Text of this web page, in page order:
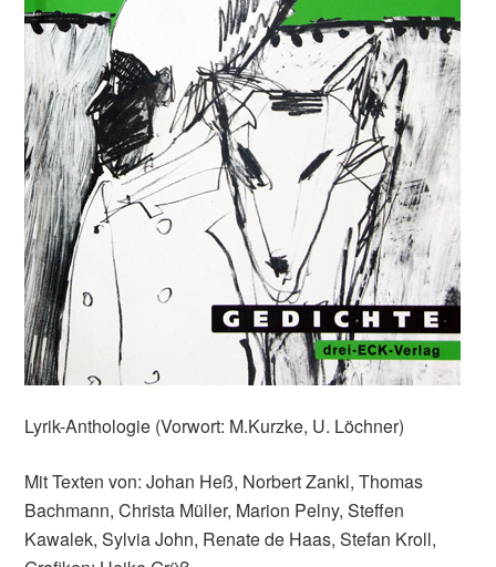
Lyrik-Anthologie (Vorwort: M.Kurzke, U. Löchner)
Mit Texten von: Johan Heß, Norbert Zankl, Thomas
Bachmann, Christa Müller, Marion Pelny, Steffen
Kawalek, Sylvia John, Renate de Haas, Stefan Kroll,